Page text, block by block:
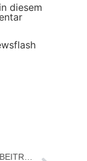
diesem